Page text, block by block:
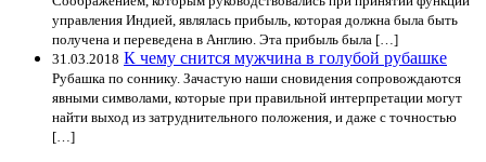
управления Индией, являлась прибыль, которая должна была быть
получена и переведена в Англию. Эта прибыль была […]
31.03.2018 К чему снится мужчина в голубой рубашке
Рубашка по соннику. Зачастую наши сновидения сопровождаются
явными символами, которые при правильной интерпретации могут
найти выход из затруднительного положения, и даже с точностью
[…]